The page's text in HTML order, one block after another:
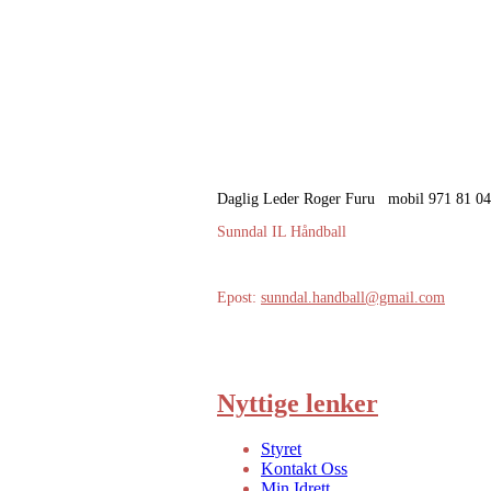
Daglig Leder Roger Furu mobil 971 81
Sunndal IL Håndball
Epost: sunndal.handball@gmail.com
Nyttige lenker
Styret
Kontakt Oss